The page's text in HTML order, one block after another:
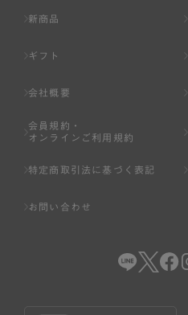
新商品
ギフト
会社概要
会員規約・
オンラインご利用規約
特定商取引法に基づく表記
お問い合わせ